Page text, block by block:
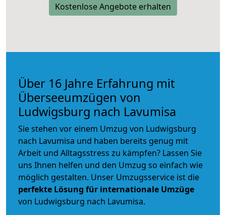
Kostenlose Angebote erhalten
Über 16 Jahre Erfahrung mit
Überseeumzügen von
Ludwigsburg nach Lavumisa
Sie stehen vor einem Umzug von Ludwigsburg
nach Lavumisa und haben bereits genug mit
Arbeit und Alltagsstress zu kämpfen? Lassen Sie
uns Ihnen helfen und den Umzug so einfach wie
möglich gestalten. Unser Umzugsservice ist die
perfekte Lösung für internationale Umzüge
von Ludwigsburg nach Lavumisa.